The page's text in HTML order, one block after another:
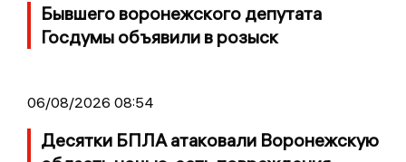
Бывшего воронежского депутата
Госдумы объявили в розыск
06/08/2026 08:54
Десятки БПЛА атаковали Воронежскую